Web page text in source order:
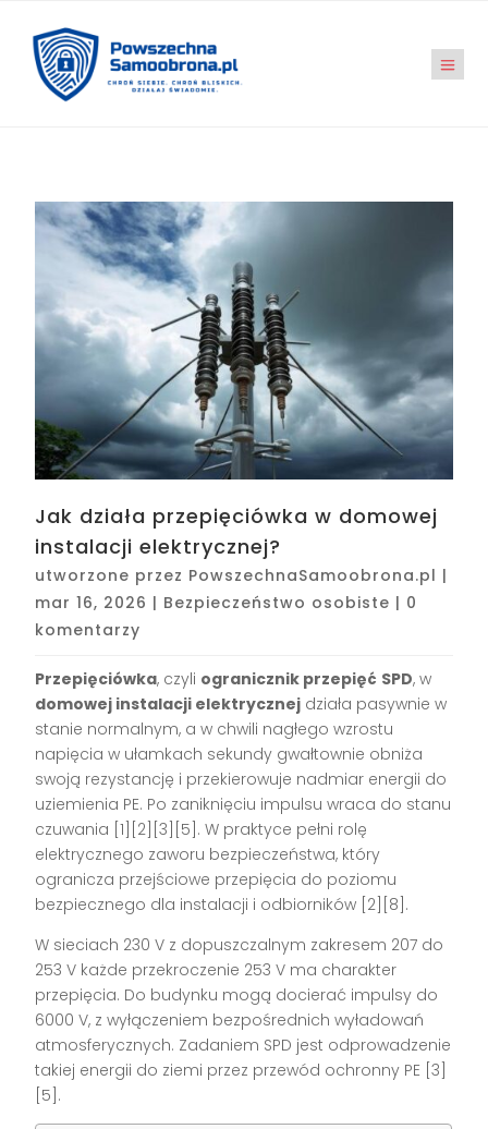
Jak działa przepięciówka w domowej
instalacji elektrycznej?
utworzone przez PowszechnaSamoobrona.pl |
mar 16, 2026 | Bezpieczeństwo osobiste | 0
komentarzy
Przepięciówka, czyli ogranicznik przepięć SPD, w
domowej instalacji elektrycznej działa pasywnie w
stanie normalnym, a w chwili nagłego wzrostu
napięcia w ułamkach sekundy gwałtownie obniża
swoją rezystancję i przekierowuje nadmiar energii do
uziemienia PE. Po zaniknięciu impulsu wraca do stanu
czuwania [1][2][3][5]. W praktyce pełni rolę
elektrycznego zaworu bezpieczeństwa, który
ogranicza przejściowe przepięcia do poziomu
bezpiecznego dla instalacji i odbiorników [2][8].
W sieciach 230 V z dopuszczalnym zakresem 207 do
253 V każde przekroczenie 253 V ma charakter
przepięcia. Do budynku mogą docierać impulsy do
6000 V, z wyłączeniem bezpośrednich wyładowań
atmosferycznych. Zadaniem SPD jest odprowadzenie
takiej energii do ziemi przez przewód ochronny PE [3]
[5].